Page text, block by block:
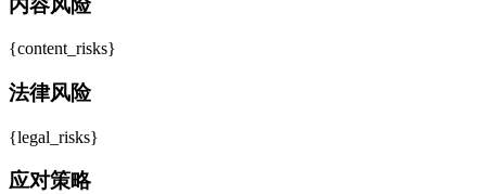
{content_risks}
法律风险
{legal_risks}
应对策略